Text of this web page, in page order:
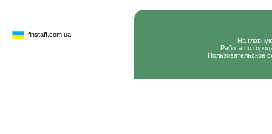
finstaff.com.ua
На
Работа по
Пользовательское